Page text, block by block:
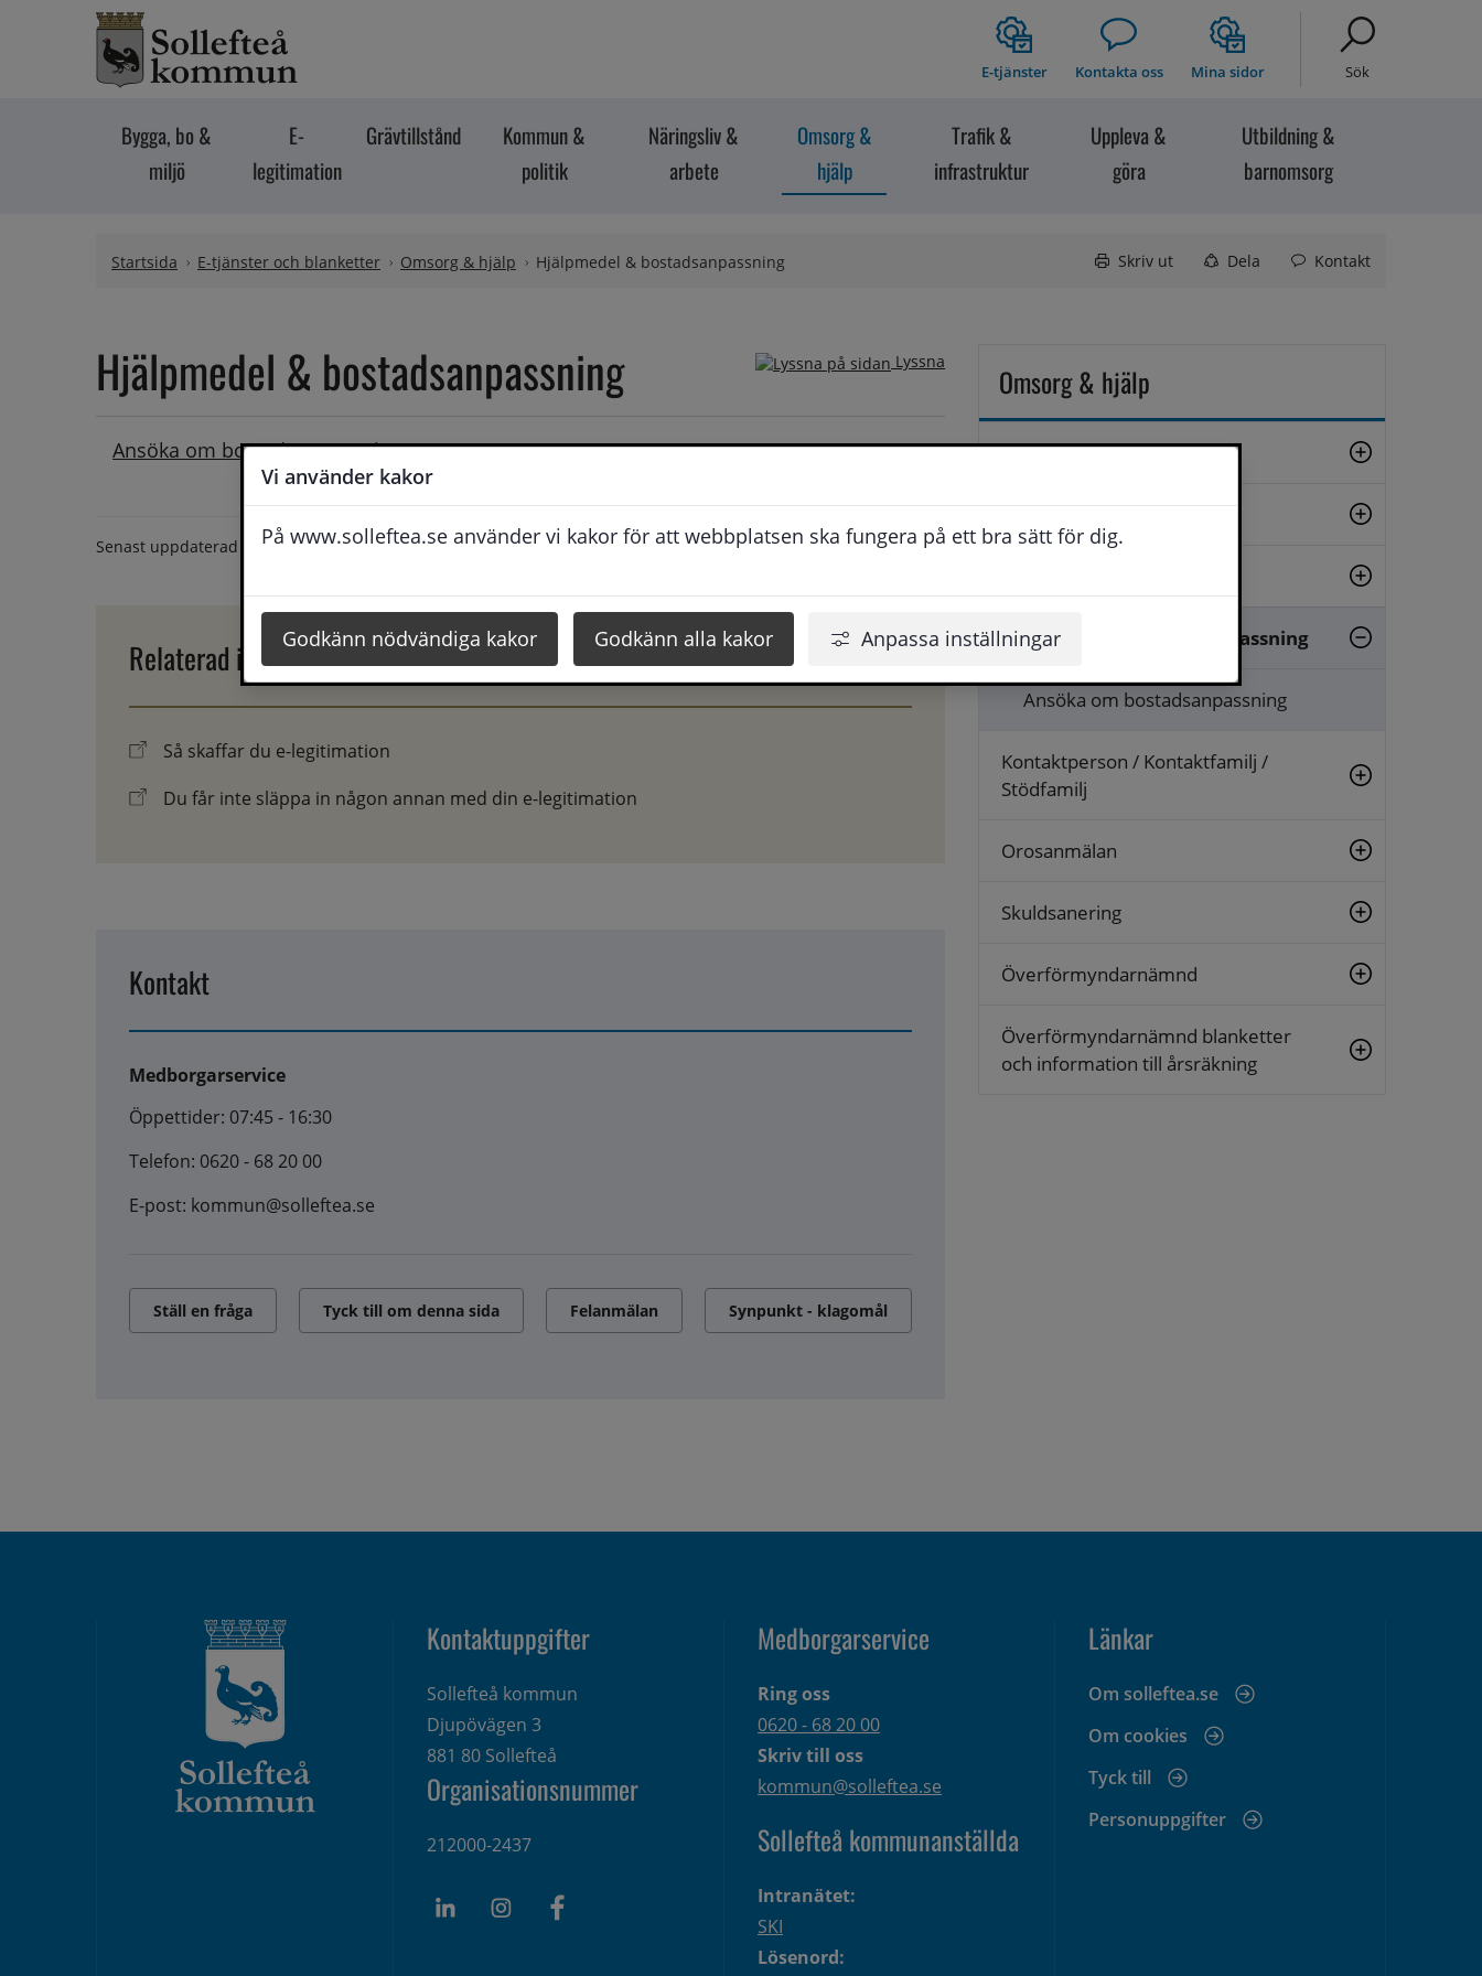
Vi använder kakor
På www.solleftea.se använder vi kakor för att webbplatsen ska fungera på ett bra sätt för dig.
Godkänn nödvändiga kakor Godkänn alla kakor Anpassa inställningar
Hoppa till innehåll
E-tjänster Kontakta oss Mina sidor Sök
Bygga, bo &
miljö
E-
legitimation
Grävtillstånd
Kommun &
politik
Näringsliv &
arbete
Omsorg &
hjälp
Trafik &
infrastruktur
Uppleva &
göra
Utbildning &
barnomsorg
Startsida E-tjänster och blanketter Omsorg & hjälp Hjälpmedel & bostadsanpassning Skriv ut Dela Kontakt
Lyssna
Hjälpmedel & bostadsanpassning
Ansöka om bostadsanpassning
Senast uppdaterad 12 oktober 2020
Relaterad information
Så skaffar du e-legitimation
Du får inte släppa in någon annan med din e-legitimation
Kontakt
Medborgarservice
Öppettider: 07:45 - 16:30
Telefon: 0620 - 68 20 00
E-post: kommun@solleftea.se
Ställ en fråga Tyck till om denna sida Felanmälan Synpunkt - klagomål
Omsorg & hjälp
Ansöka om stöd
Borgerlig vigsel
Hjälpmedel & bostadsanpassning
Ansöka om bostadsanpassning
Kontaktperson / Kontaktfamilj /
Stödfamilj
Orosanmälan
Skuldsanering
Överförmyndarnämnd
Överförmyndarnämnd blanketter
och information till årsräkning
Kontaktuppgifter
Sollefteå kommun
Djupövägen 3
881 80 Sollefteå
Organisationsnummer
212000-2437
Medborgarservice
Ring oss
0620 - 68 20 00
Skriv till oss
kommun@solleftea.se
Sollefteå kommunanställda
Intranätet:
SKI
Lösenord:
Länkar
Om solleftea.se
Om cookies
Tyck till
Personuppgifter